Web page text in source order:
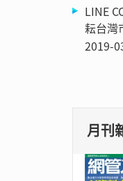
LINE
耘台灣
2019-
月刊